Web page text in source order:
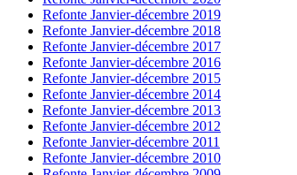
Refonte Janvier-décembre 2019
Refonte Janvier-décembre 2018
Refonte Janvier-décembre 2017
Refonte Janvier-décembre 2016
Refonte Janvier-décembre 2015
Refonte Janvier-décembre 2014
Refonte Janvier-décembre 2013
Refonte Janvier-décembre 2012
Refonte Janvier-décembre 2011
Refonte Janvier-décembre 2010